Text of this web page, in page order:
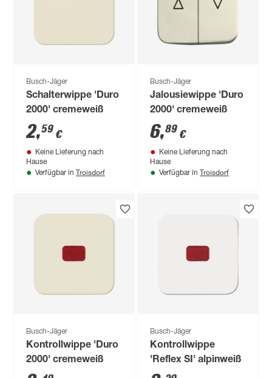
Busch-Jäger
Schalterwippe 'Duro
2000' cremeweiß
2,59 €
Keine Lieferung nach
Hause
Verfügbar in Troisdorf
Busch-Jäger
Jalousiewippe 'Duro
2000' cremeweiß
6,89 €
Keine Lieferung nach
Hause
Verfügbar in Troisdorf
Busch-Jäger
Kontrollwippe 'Duro
2000' cremeweiß
Busch-Jäger
Kontrollwippe
'Reflex SI' alpinweiß